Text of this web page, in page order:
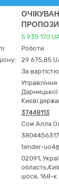
5 935 170
Роботи
29 675,85
За
Управління
Дарницької
Києві
37448113
Сом Алла
tender-
02091,
область,
шосе, 168-к